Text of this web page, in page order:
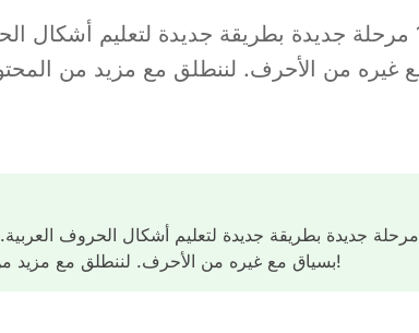
مِئَة 💯نحب الأعداد التّامة. 100 مرحلة جديدة بطريقة
مِئَة 💯نحب الأعداد التّامة. 100 مرحلة جديدة بطريقة جديدة لتعليم
بسياق مع غيره من الأحرف. لننطلق مع مزيد من المحتوى في أمل، يزداد في بداية كل أسبوع!